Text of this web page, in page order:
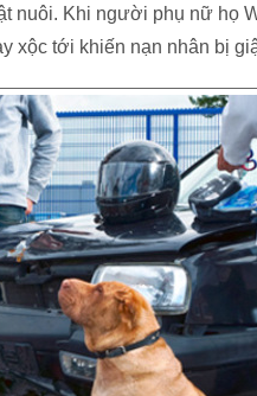
nuôi. Khi người phụ nữ họ
xộc tới khiến nạn nhân bị